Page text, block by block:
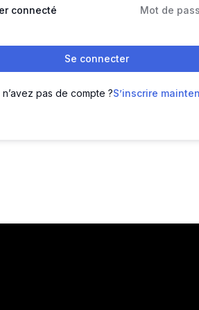
connecté Mot de
Se connecter
n’avez pas de compte ?S’inscrire